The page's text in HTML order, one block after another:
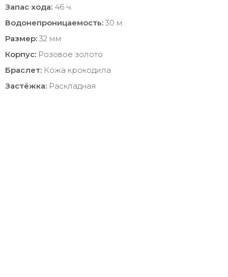
Запас хода: 46 ч.
Водонепроницаемость: 30 м
Размер: 32 мм
Корпус: Розовое золото
Браслет: Кожа крокодила
Застёжка: Раскладная